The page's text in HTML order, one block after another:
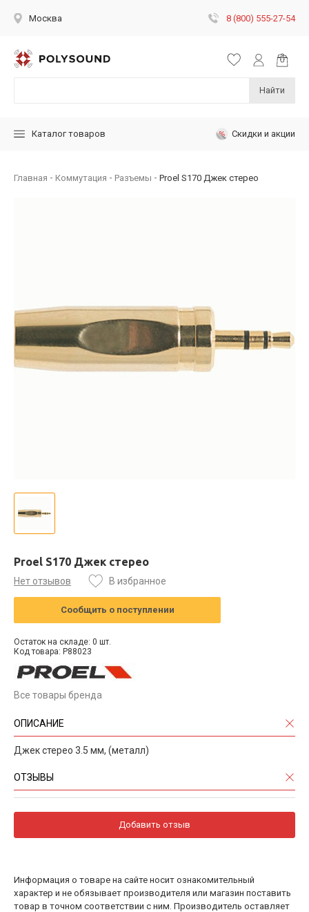
Москва 8 (800) 555-27-54
Найти
Каталог товаров Скидки и акции
Главная Коммутация Разъемы Proel S170 Джек стерео
Proel S170 Джек стерео
Нет отзывов В избранное
Сообщить о поступлении
Остаток на складе: 0 шт.
Код товара: P88023
Все товары бренда
ОПИСАНИЕ
Джек стерео 3.5 мм, (металл)
ОТЗЫВЫ
Добавить отзыв
Информация о товаре на сайте носит ознакомительный
характер и не обязывает производителя или магазин поставить
товар в точном соответствии с ним. Производитель оставляет